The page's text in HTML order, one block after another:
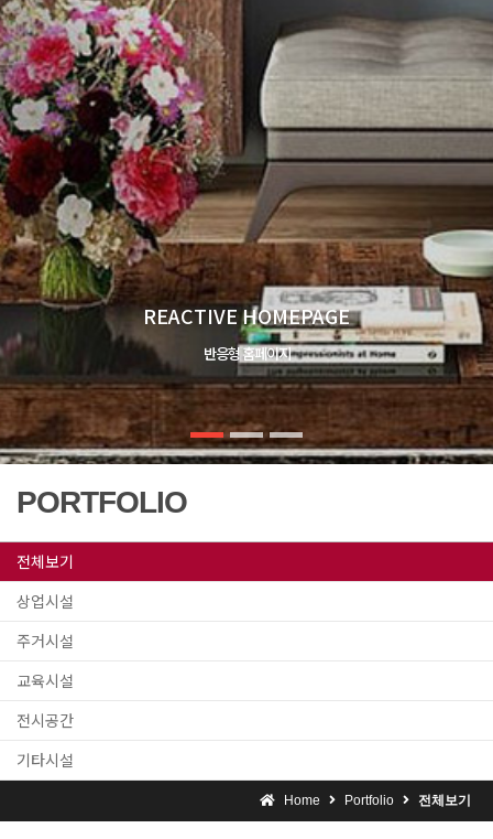
PORTFOLIO
전체보기
상업시설
주거시설
교육시설
전시공간
기타시설
Home Portfolio 전체보기